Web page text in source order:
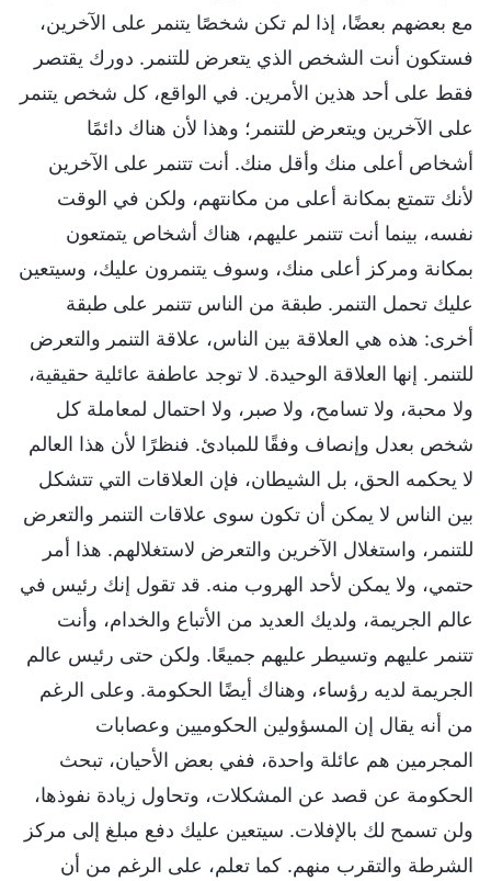
مع بعضهم بعضًا، إذا لم تكن شخصًا يتنمر على الآخرين،
فستكون أنت الشخص الذي يتعرض للتنمر. دورك يقتصر
فقط على أحد هذين الأمرين. في الواقع، كل شخص يتنمر
على الآخرين ويتعرض للتنمر؛ وهذا لأن هناك دائمًا
أشخاص أعلى منك وأقل منك. أنت تتنمر على الآخرين
لأنك تتمتع بمكانة أعلى من مكانتهم، ولكن في الوقت
نفسه، بينما أنت تتنمر عليهم، هناك أشخاص يتمتعون
بمكانة ومركز أعلى منك، وسوف يتنمرون عليك، وسيتعين
عليك تحمل التنمر. طبقة من الناس تتنمر على طبقة
أخرى: هذه هي العلاقة بين الناس، علاقة التنمر والتعرض
للتنمر. إنها العلاقة الوحيدة. لا توجد عاطفة عائلية حقيقية،
ولا محبة، ولا تسامح، ولا صبر، ولا احتمال لمعاملة كل
شخص بعدل وإنصاف وفقًا للمبادئ. فنظرًا لأن هذا العالم
لا يحكمه الحق، بل الشيطان، فإن العلاقات التي تتشكل
بين الناس لا يمكن أن تكون سوى علاقات التنمر والتعرض
للتنمر، واستغلال الآخرين والتعرض لاستغلالهم. هذا أمر
حتمي، ولا يمكن لأحد الهروب منه. قد تقول إنك رئيس في
عالم الجريمة، ولديك العديد من الأتباع والخدام، وأنت
تتنمر عليهم وتسيطر عليهم جميعًا. ولكن حتى رئيس عالم
الجريمة لديه رؤساء، وهناك أيضًا الحكومة. وعلى الرغم
من أنه يقال إن المسؤولين الحكوميين وعصابات
المجرمين هم عائلة واحدة، ففي بعض الأحيان، تبحث
الحكومة عن قصد عن المشكلات، وتحاول زيادة نفوذها،
ولن تسمح لك بالإفلات. سيتعين عليك دفع مبلغ إلى مركز
الشرطة والتقرب منهم. كما تعلم، على الرغم من أن